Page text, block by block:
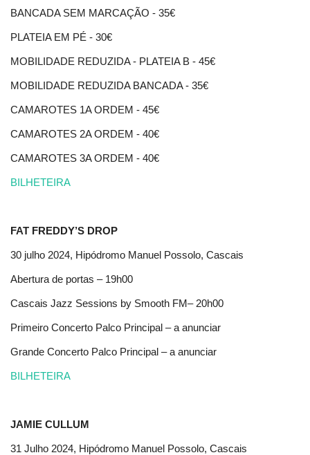
BANCADA SEM MARCAÇÃO - 35€
PLATEIA EM PÉ - 30€
MOBILIDADE REDUZIDA - PLATEIA B - 45€
MOBILIDADE REDUZIDA BANCADA - 35€
CAMAROTES 1A ORDEM - 45€
CAMAROTES 2A ORDEM - 40€
CAMAROTES 3A ORDEM - 40€
BILHETEIRA
FAT FREDDY’S DROP
30 julho 2024, Hipódromo Manuel Possolo, Cascais
Abertura de portas – 19h00
Cascais Jazz Sessions by Smooth FM– 20h00
Primeiro Concerto Palco Principal – a anunciar
Grande Concerto Palco Principal – a anunciar
BILHETEIRA
JAMIE CULLUM
31 Julho 2024, Hipódromo Manuel Possolo, Cascais